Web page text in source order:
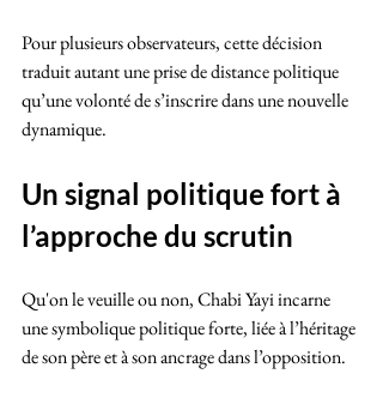
Pour plusieurs observateurs, cette décision
traduit autant une prise de distance politique
qu’une volonté de s’inscrire dans une nouvelle
dynamique.
Un signal politique fort à
l’approche du scrutin
Qu'on le veuille ou non, Chabi Yayi incarne
une symbolique politique forte, liée à l’héritage
de son père et à son ancrage dans l’opposition.